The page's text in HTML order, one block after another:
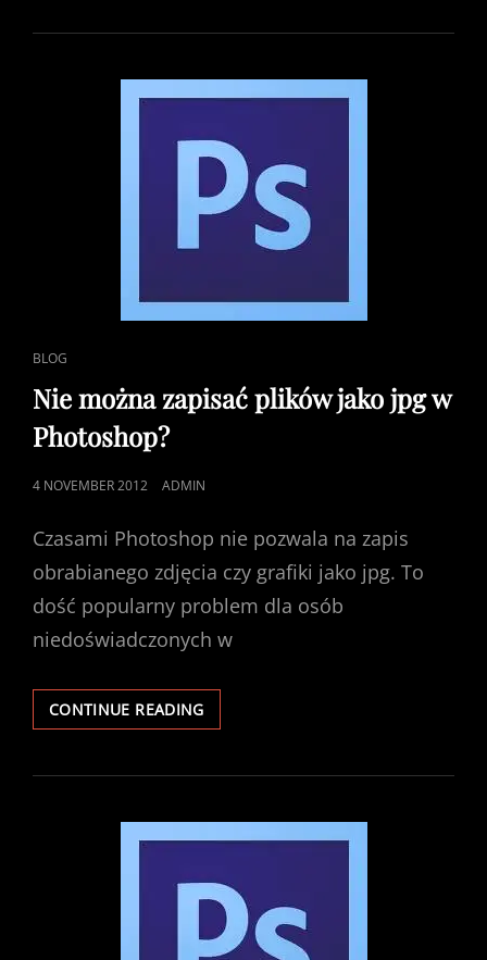
SAVE
AS
JPG
PHOTOSHOP
CAT
LINKS
BLOG
Nie można zapisać plików jako jpg w
Photoshop?
POSTED
4 NOVEMBER 2012 ADMIN
Czasami Photoshop nie pozwala na zapis
obrabianego zdjęcia czy grafiki jako jpg. To
dość popularny problem dla osób
niedoświadczonych w
CONTINUE READINGNIE
MOŻNA
PLIKÓW
JPG
W